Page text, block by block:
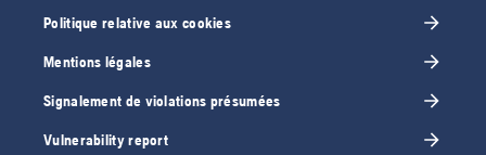
Politique relative aux cookies
Mentions légales
Signalement de violations présumées
Vulnerability report